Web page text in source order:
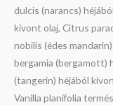
dulcis (narancs)
kivont olaj, Citrus
nobilis (édes
bergamia (bergamott)
(tangerin) héjából
Vanilla planifolia